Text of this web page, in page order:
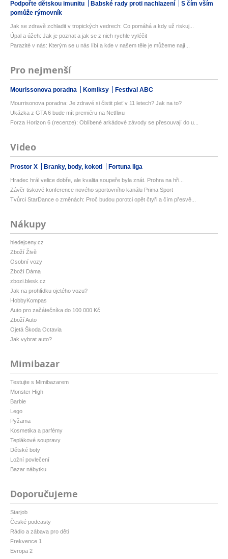
Podpořte dětskou imunitu Babské rady proti nachlazení
S čím vším
pomůže rýmovník
Jak se zdravě zchladit v tropických vedrech: Co pomáhá a kdy už riskuj...
Úpal a úžeh: Jak je poznat a jak se z nich rychle vyléčit
Parazité v nás: Kterým se u nás líbí a kde v našem těle je můžeme nají...
Pro nejmenší
Mourissonova poradna Komiksy Festival ABC
Mourrisonova poradna: Je zdravé si čistit pleť v 11 letech? Jak na to?
Ukázka z GTA 6 bude mít premiéru na Netflixu
Forza Horizon 6 (recenze): Oblíbené arkádové závody se přesouvají do u...
Video
Prostor X Branky, body, kokoti Fortuna liga
Hradec hrál velice dobře, ale kvalita soupeře byla znát. Prohra na hři...
Závěr tiskové konference nového sportovního kanálu Prima Sport
Tvůrci StarDance o změnách: Proč budou porotci opět čtyři a čím přesvě...
Nákupy
hledejceny.cz
Zboží Živě
Osobní vozy
Zboží Dáma
zbozi.blesk.cz
Jak na prohlídku ojetého vozu?
HobbyKompas
Auto pro začátečníka do 100 000 Kč
Zboží Auto
Ojetá Škoda Octavia
Jak vybrat auto?
Mimibazar
Testujte s Mimibazarem
Monster High
Barbie
Lego
Pyžama
Kosmetika a parfémy
Teplákové soupravy
Dětské boty
Ložní povlečení
Bazar nábytku
Doporučujeme
Starjob
České podcasty
Rádio a zábava pro děti
Frekvence 1
Evropa 2